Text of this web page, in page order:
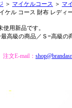
＞ マイケルコース ＞ マ
ケル コース 財布 レディ
使用新品です。
高級の商品／Ｓ=高級の
注文E-mail：